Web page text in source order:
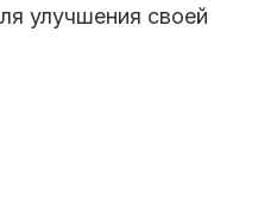
улучшения своей